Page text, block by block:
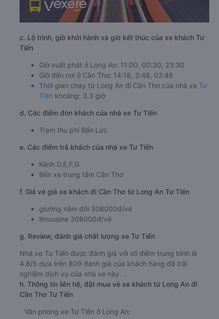
c. Lộ trình, giờ khởi hành và giờ kết thúc của xe khách Tư
Tiến
Giờ xuất phát ở Long An: 11:00, 00:30, 23:30
Giờ đến nơi ở Cần Thơ: 14:18, 3:48, 02:48
Thời gian chạy từ Long An đi Cần Thơ của nhà xe Tư
Tiến khoảng: 3.3 giờ
d. Các điểm đón khách của nhà xe Tư Tiến
Trạm thu phí Bến Lức
e. Các điểm trả khách của nhà xe Tư Tiến
Kênh D,E,F,G
Bến xe trung tâm Cần Thơ
f. Giá vé giá xe khách đi Cần Thơ từ Long An Tư Tiến
giường nằm đôi 308000đ/vé
limousine 308000đ/vé
g. Review, đánh giá chất lượng xe Tư Tiến
Nhà xe Tư Tiến được đánh giá với số điểm trung bình là
4.8/5 dựa trên 809 đánh giá của khách hàng đã trải
nghiệm dịch vụ của nhà xe này.
h. Thông tin liên hệ, đặt mua vé xe khách từ Long An đi
Cần Thơ Tư Tiến
Văn phòng xe Tư Tiến ở Long An: